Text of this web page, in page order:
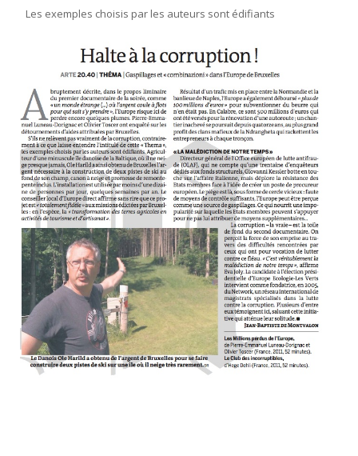
Les exemples choisis par les auteurs sont édifiants